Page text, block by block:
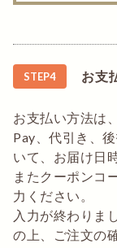
STEP4 お支
お支払い方法は
Pay、代引き、
いて、お届け日
またクーポンコ
力ください。
入力が終わりま
の上、ご注文の